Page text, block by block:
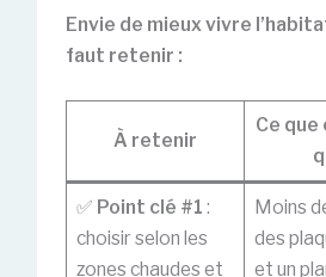
Envie de mieux vivre
faut retenir :
À retenir
Ce que
✅ Point clé #1 :
choisir selon les
zones chaudes et
Moins
des
et un